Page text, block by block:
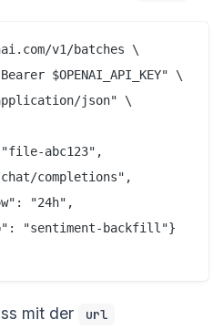
v1/batches \
$OPENAI_API_KEY" \
json" \
abc123",
completions",
"24h",
"sentiment-backfill"}
mit der url